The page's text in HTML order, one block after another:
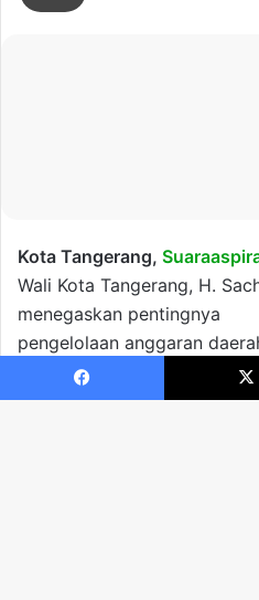
Facebook X